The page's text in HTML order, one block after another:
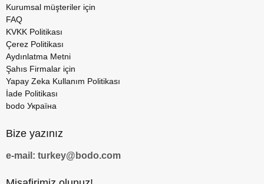
Kurumsal müşteriler için
FAQ
KVKK Politikası
Çerez Politikası
Aydınlatma Metni
Şahıs Firmalar için
Yapay Zeka Kullanım Politikası
İade Politikası
bodo Україна
Bize yazınız
e-mail: turkey@bodo.com